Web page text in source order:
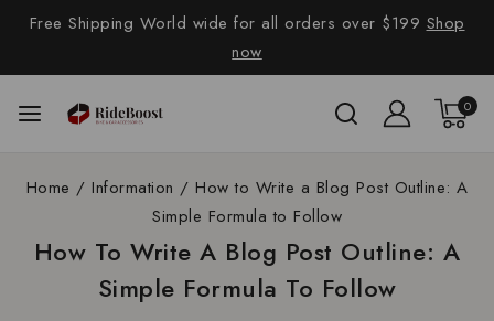
Free Shipping World wide for all orders over $199 Shop
now
0
Home / Information / How to Write a Blog Post Outline: A
Simple Formula to Follow
How To Write A Blog Post Outline: A
Simple Formula To Follow